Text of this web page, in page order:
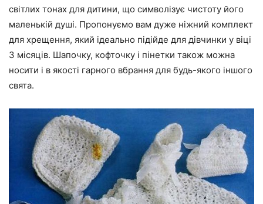
світлих тонах для дитини, що символізує чистоту його
маленькій душі. Пропонуємо вам дуже ніжний комплект
для хрещення, який ідеально підійде для дівчинки у віці
3 місяців. Шапочку, кофточку і пінетки також можна
носити і в якості гарного вбрання для будь-якого іншого
свята.